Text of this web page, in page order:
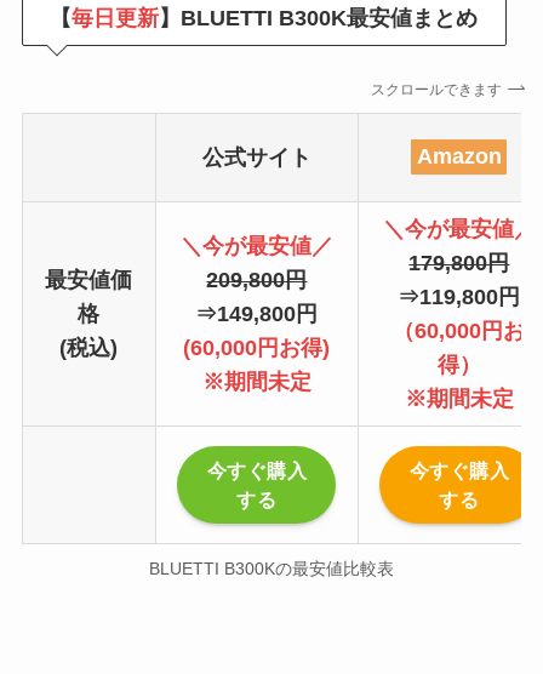
【毎日更新】BLUETTI B300K最安値まとめ
スクロールできます
公式サイト Amazon
最安値価
格
(税込)
＼今が最安値／
209,800円
⇒149,800円
(60,000円お得)
※期間未定
＼今が最安値／
179,800円
⇒119,800円
（60,000円お
得）
※期間未定
今すぐ購入
する
今すぐ購入
する
BLUETTI B300Kの最安値比較表